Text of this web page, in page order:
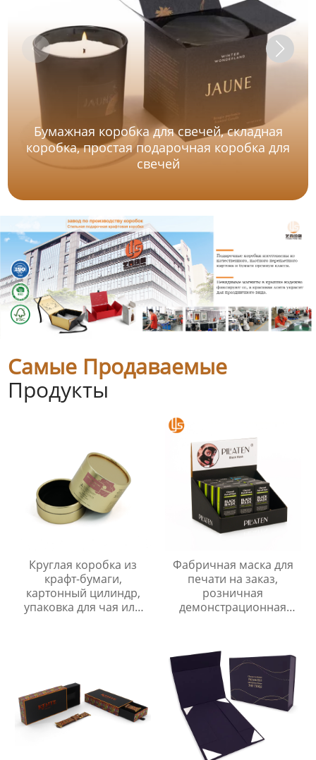
Бумажная коробка для свечей, складная
коробка, простая подарочная коробка для
свечей
Самые Продаваемые
Продукты
Круглая коробка из
крафт-бумаги,
картонный цилиндр,
упаковка для чая или
Фабричная маска для
печати на заказ,
розничная
демонстрационная
складные коробки для
показа из
гофрированного
картона